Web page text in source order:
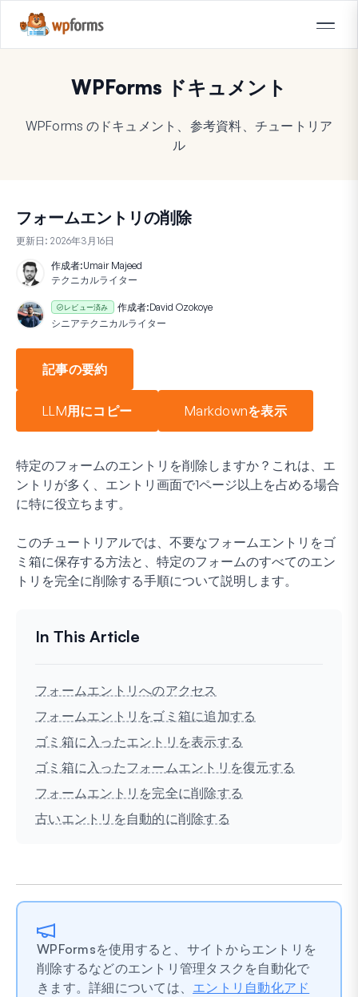
WPForms ドキュメント
WPForms のドキュメント、参考資料、チュートリア
ル
フォームエントリの削除
更新日: 2026年3月16日
作成者:Umair Majeed
テクニカルライター
レビュー済み 作成者:David Ozokoye
シニアテクニカルライター
記事の要約
LLM用にコピー Markdownを表示
特定のフォームのエントリを削除しますか？これは、エ
ントリが多く、エントリ画面で1ページ以上を占める場合
に特に役立ちます。
このチュートリアルでは、不要なフォームエントリをゴ
ミ箱に保存する方法と、特定のフォームのすべてのエン
トリを完全に削除する手順について説明します。
フォームエントリへのアクセス
フォームエントリをゴミ箱に追加する
ゴミ箱に入ったエントリを表示する
ゴミ箱に入ったフォームエントリを復元する
フォームエントリを完全に削除する
古いエントリを自動的に削除する
WPFormsを使用すると、サイトからエントリを
削除するなどのエントリ管理タスクを自動化で
きます。詳細については、 エントリ自動化アド